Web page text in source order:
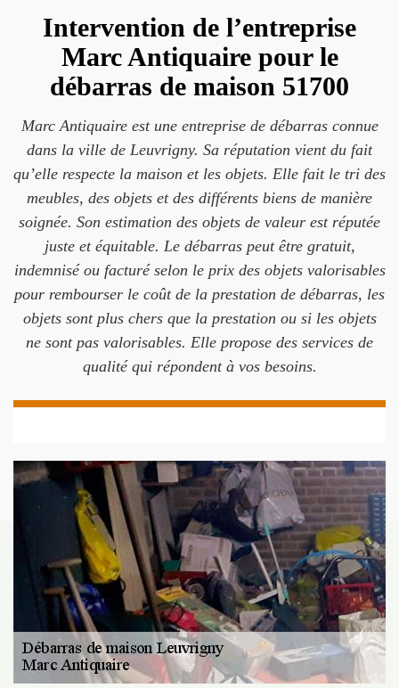
Intervention de l’entreprise
Marc Antiquaire pour le
débarras de maison 51700
Marc Antiquaire est une entreprise de débarras connue
dans la ville de Leuvrigny. Sa réputation vient du fait
qu’elle respecte la maison et les objets. Elle fait le tri des
meubles, des objets et des différents biens de manière
soignée. Son estimation des objets de valeur est réputée
juste et équitable. Le débarras peut être gratuit,
indemnisé ou facturé selon le prix des objets valorisables
pour rembourser le coût de la prestation de débarras, les
objets sont plus chers que la prestation ou si les objets
ne sont pas valorisables. Elle propose des services de
qualité qui répondent à vos besoins.